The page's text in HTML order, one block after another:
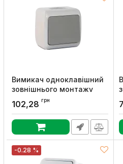
Вимикач одноклавішний
зовнішнього монтажу
вологозахищений IP 54,
колір сірий, Erste
Артикул:E8005-01
102,28 грн
-0.28 %